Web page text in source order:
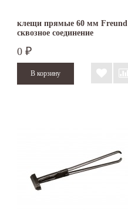
клещи прямые 60 мм Freund
сквозное соединение
0 ₽